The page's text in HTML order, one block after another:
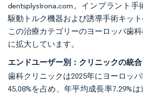
dentsplysirona.com。インプラント
駆動トルク機器および誘導手術キット
この治療カテゴリーのヨーロッパ歯
に拡大しています。
エンドユーザー別：クリニックの統
歯科クリニックは2025年にヨーロッ
45.08%を占め、年平均成長率7.29%